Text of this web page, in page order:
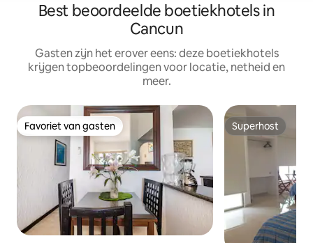
Best beoordeelde boetiekhotels in
Cancun
Gasten zijn het erover eens: deze boetiekhotels
krijgen topbeoordelingen voor locatie, netheid en
meer.
Favoriet van gasten
Favoriet van gasten Superhost
Superhost